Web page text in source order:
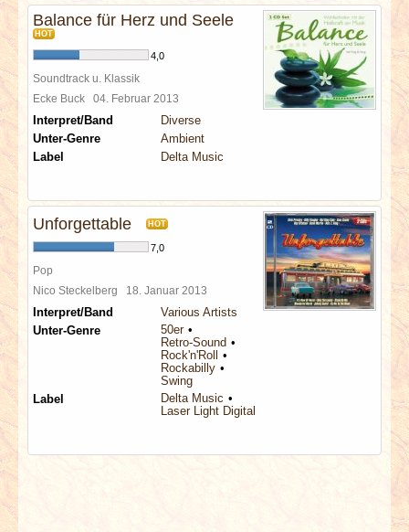
Balance für Herz und Seele
HOT
4,0
Soundtrack u. Klassik
Ecke Buck 04. Februar 2013
Interpret/Band
Diverse
Unter-Genre
Ambient
Label
Delta Music
Unforgettable HOT
7,0
Pop
Nico Steckelberg 18. Januar 2013
Interpret/Band
Various Artists
Unter-Genre
50er
Retro-Sound
Rock'n'Roll
Rockabilly
Swing
Label
Delta Music
Laser Light Digital